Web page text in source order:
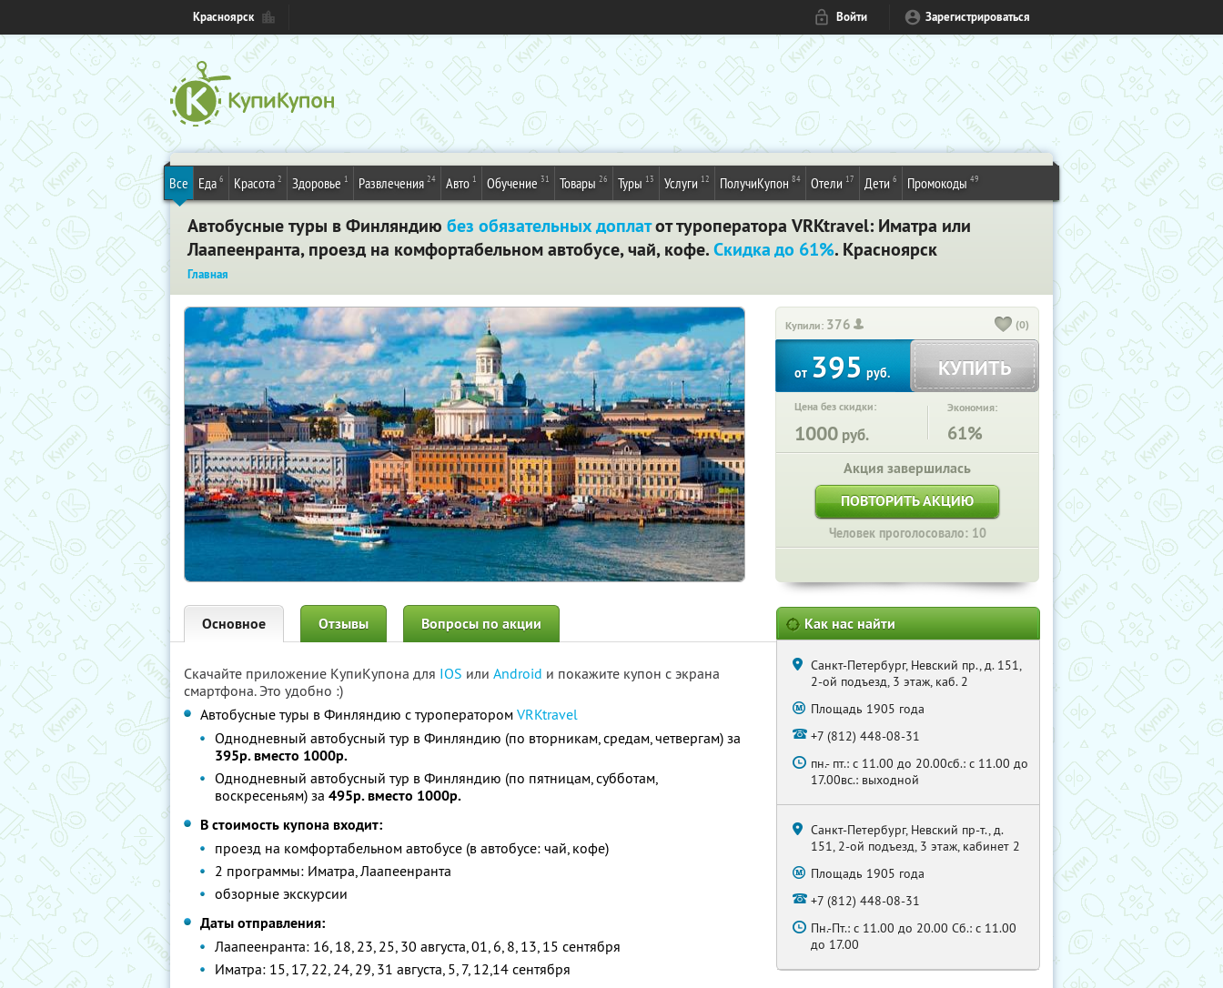
Красноярск Войти Зарегистрироваться
Все Еда 6 Красота 2 Здоровье 1 Развлечения 24 Авто 1 Обучение 31 Товары 26 Туры 13 Услуги 12 ПолучиКупон 84 Отели 17 Дети 6 Промокоды 49
Автобусные туры в Финляндию без обязательных доплатот туроператора VRKtravel: Иматра или
Лаапеенранта, проезд на комфортабельном автобусе, чай, кофе.Скидка до 61%. Красноярск
Главная
Купили: 376 (0)
от395руб. КУПИТЬ
Цена без скидки:
1000 руб.
Экономия:
61%
Акция завершилась
ПОВТОРИТЬ АКЦИЮ
Человек проголосовало: 10
Основное Отзывы Вопросы по акции
Скачайте приложение КупиКупона для IOS или Android и покажите купон с экрана
смартфона. Это удобно :)
Автобусные туры в Финляндию с туроператором VRKtravel
Однодневный автобусный тур в Финляндию (по вторникам, средам, четвергам) за
395р. вместо 1000р.
Однодневный автобусный тур в Финляндию (по пятницам, субботам,
воскресеньям) за 495р. вместо 1000р.
В стоимость купона входит:
проезд на комфортабельном автобусе (в автобусе: чай, кофе)
2 программы: Иматра, Лаапеенранта
обзорные экскурсии
Даты отправления:
Лаапеенранта: 16, 18, 23, 25, 30 августа, 01, 6, 8, 13, 15 сентября
Иматра: 15, 17, 22, 24, 29, 31 августа, 5, 7, 12,14 сентября
Как нас найти
Санкт-Петербург, Невский пр., д. 151,
2-ой подъезд, 3 этаж, каб. 2
Площадь 1905 года
+7 (812) 448-08-31
пн.- пт.: с 11.00 до 20.00сб.: с 11.00 до
17.00вс.: выходной
Санкт-Петербург, Невский пр-т., д.
151, 2-ой подъезд, 3 этаж, кабинет 2
Площадь 1905 года
+7 (812) 448-08-31
Пн.-Пт.: с 11.00 до 20.00 Сб.: с 11.00
до 17.00